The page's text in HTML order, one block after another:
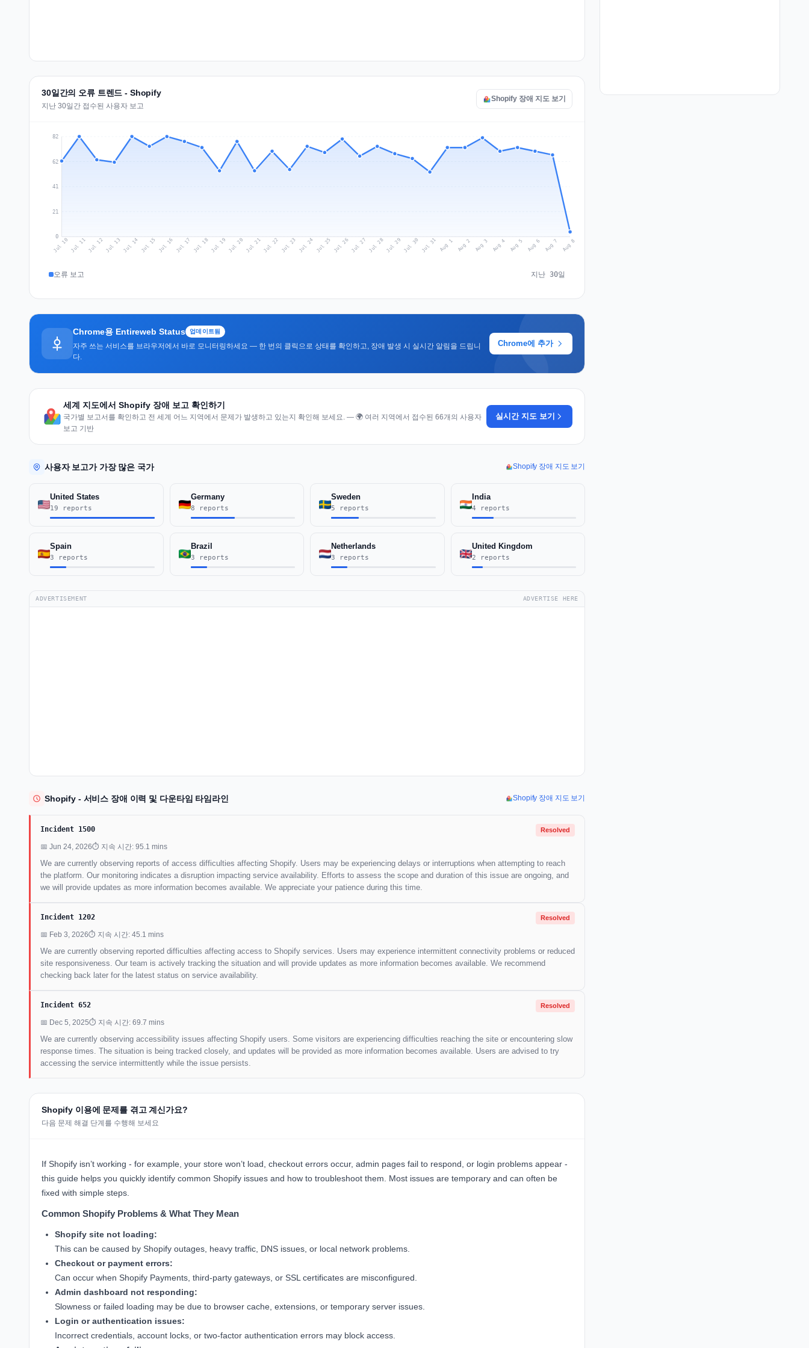
30일간의 오류 트렌드 - Shopify
지난 30일간 접수된 사용자 보고
Shopify 장애 지도 보기
0
21
41
62
82
Jul 10 Jul 11Jul 12Jul 13 Jul 14 Jul 15 Jul 16 Jul 17 Jul 18Jul 19 Jul 20 Jul 21Jul 22 Jul 23 Jul 24 Jul 25 Jul 26Jul 27 Jul 28Jul 29 Jul 30 Jul 31 Aug 1 Aug 2 Aug 3 Aug 4 Aug 5 Aug 6 Aug 7 Aug 8
오류 보고 지난 30일
Chrome용 Entireweb Status 업데이트됨
자주 쓰는 서비스를 브라우저에서 바로 모니터링하세요 — 한 번의 클릭으로 상태를 확인하고, 장애 발생 시 실시간 알림을 드립니
다.
Chrome에 추가
세계 지도에서 Shopify 장애 보고 확인하기
국가별 보고서를 확인하고 전 세계 어느 지역에서 문제가 발생하고 있는지 확인해 보세요. — 🌍 여러 지역에서 접수된 66개의 사용자
보고 기반
실시간 지도 보기
사용자 보고가 가장 많은 국가 Shopify 장애 지도 보기
United States
19 reports
Germany
8 reports
Sweden
5 reports
India
4 reports
Spain
3 reports
Brazil
3 reports
Netherlands
3 reports
United Kingdom
2 reports
ADVERTISEMENT ADVERTISE HERE
Shopify - 서비스 장애 이력 및 다운타임 타임라인 Shopify 장애 지도 보기
Incident 1500 Resolved
📅 Jun 24, 2026⏱ 지속 시간: 95.1 mins
We are currently observing reports of access difficulties affecting Shopify. Users may be experiencing delays or interruptions when attempting to reach
the platform. Our monitoring indicates a disruption impacting service availability. Efforts to assess the scope and duration of this issue are ongoing, and
we will provide updates as more information becomes available. We appreciate your patience during this time.
Incident 1202 Resolved
📅 Feb 3, 2026⏱ 지속 시간: 45.1 mins
We are currently observing reported difficulties affecting access to Shopify services. Users may experience intermittent connectivity problems or reduced
site responsiveness. Our team is actively tracking the situation and will provide updates as more information becomes available. We recommend
checking back later for the latest status on service availability.
Incident 652 Resolved
📅 Dec 5, 2025⏱ 지속 시간: 69.7 mins
We are currently observing accessibility issues affecting Shopify users. Some visitors are experiencing difficulties reaching the site or encountering slow
response times. The situation is being tracked closely, and updates will be provided as more information becomes available. Users are advised to try
accessing the service intermittently while the issue persists.
Shopify 이용에 문제를 겪고 계신가요?
다음 문제 해결 단계를 수행해 보세요
If Shopify isn’t working - for example, your store won’t load, checkout errors occur, admin pages fail to respond, or login problems appear -
this guide helps you quickly identify common Shopify issues and how to troubleshoot them. Most issues are temporary and can often be
fixed with simple steps.
Common Shopify Problems & What They Mean
Shopify site not loading:
This can be caused by Shopify outages, heavy traffic, DNS issues, or local network problems.
Checkout or payment errors:
Can occur when Shopify Payments, third‑party gateways, or SSL certificates are misconfigured.
Admin dashboard not responding:
Slowness or failed loading may be due to browser cache, extensions, or temporary server issues.
Login or authentication issues:
Incorrect credentials, account locks, or two‑factor authentication errors may block access.